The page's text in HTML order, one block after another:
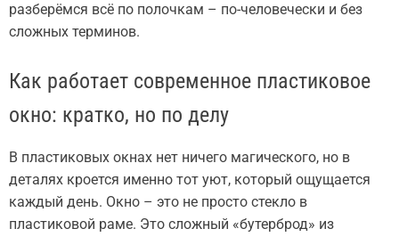
разберёмся всё по полочкам – по-человечески и без
сложных терминов.
Как работает современное пластиковое
окно: кратко, но по делу
В пластиковых окнах нет ничего магического, но в
деталях кроется именно тот уют, который ощущается
каждый день. Окно – это не просто стекло в
пластиковой раме. Это сложный «бутерброд» из